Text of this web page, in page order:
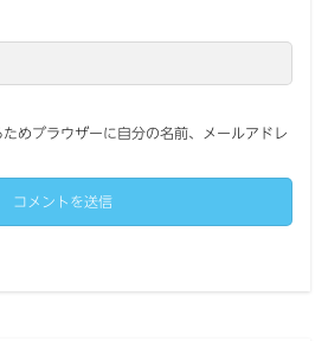
めブラウザーに自分の名前、メールアドレ